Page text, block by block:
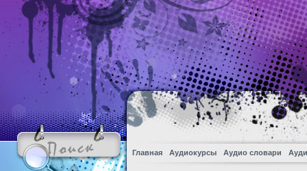
Главная Аудиокурсы Аудио словари